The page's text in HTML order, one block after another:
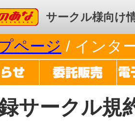
らのあな サークル様向け
ページ / インタ
サークル規